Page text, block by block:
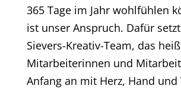
365 Tage im Jahr wohlfühlen
ist unser Anspruch. Dafür
Sievers-Kreativ-Team, das
Mitarbeiterinnen und
Anfang an mit Herz, Hand und